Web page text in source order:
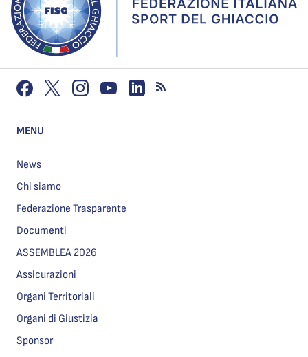
MENU
News
Chi siamo
Federazione Trasparente
Documenti
ASSEMBLEA 2026
Assicurazioni
Organi Territoriali
Organi di Giustizia
Sponsor